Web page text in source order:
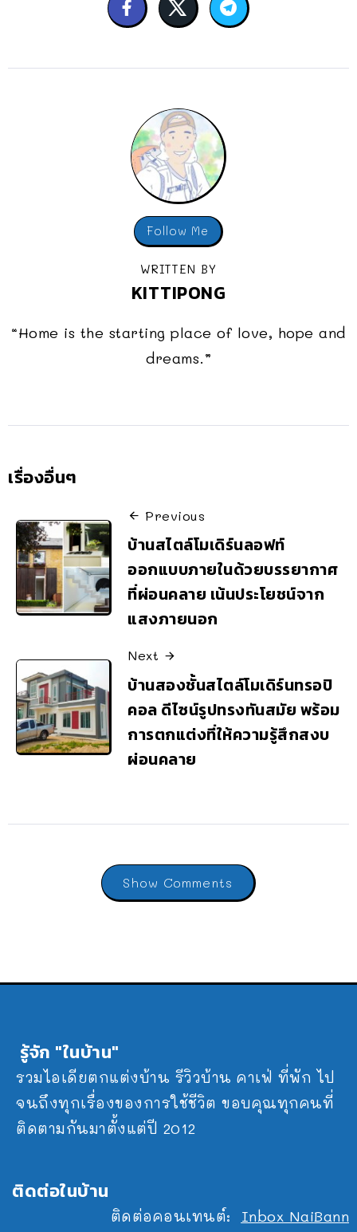
Follow Me
WRITTEN BY
KITTIPONG
“Home is the starting place of love, hope and
dreams.”
เรื่องอื่นๆ
Previous
บ้านสไตล์โมเดิร์นลอฟท์
ออกแบบภายในด้วยบรรยากาศ
ที่ผ่อนคลาย เน้นประโยชน์จาก
แสงภายนอก
Next
บ้านสองชั้นสไตล์โมเดิร์นทรอปิ
คอล ดีไซน์รูปทรงทันสมัย พร้อม
การตกแต่งที่ให้ความรู้สึกสงบ
ผ่อนคลาย
Show Comments
รู้จัก "ในบ้าน"
รวมไอเดียตกแต่งบ้าน รีวิวบ้าน คาเฟ่ ที่พัก ไป
จนถึงทุกเรื่องของการใช้ชีวิต ขอบคุณทุกคนที่
ติดตามกันมาตั้งแต่ปี 2012
ติดต่อในบ้าน
ติดต่อคอนเทนต์: Inbox NaiBann